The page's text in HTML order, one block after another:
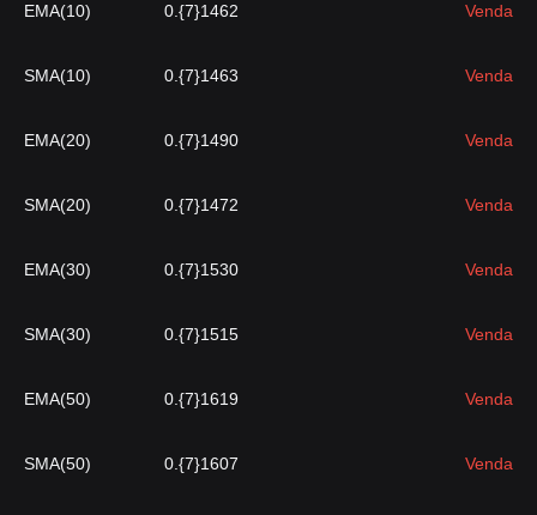
EMA(10) 0.{7}1462 Venda
SMA(10) 0.{7}1463 Venda
EMA(20) 0.{7}1490 Venda
SMA(20) 0.{7}1472 Venda
EMA(30) 0.{7}1530 Venda
SMA(30) 0.{7}1515 Venda
EMA(50) 0.{7}1619 Venda
SMA(50) 0.{7}1607 Venda